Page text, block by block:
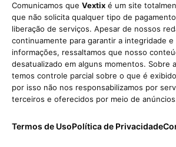
Comunicamos que Vextix é um site
que não solicita qualquer tipo de
liberação de serviços. Apesar de nossos
continuamente para garantir a integridade e
informações, ressaltamos que nosso
desatualizado em alguns momentos. Sobre
temos controle parcial sobre o que é
por isso não nos responsabilizamos por
terceiros e oferecidos por meio de
Termos de UsoPolítica de Privacidade